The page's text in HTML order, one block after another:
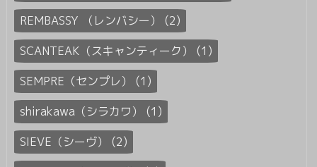
REMBASSY （レンバシー） (2)
SCANTEAK（スキャンティーク） (1)
SEMPRE（センプレ） (1)
shirakawa（シラカワ） (1)
SIEVE（シーヴ） (2)